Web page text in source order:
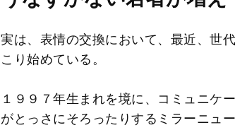
実は、表情の交換において、最近、世
こり始めている。
１９９７年生まれを境に、コミュニケ
がとっさにそろったりするミラーニュ